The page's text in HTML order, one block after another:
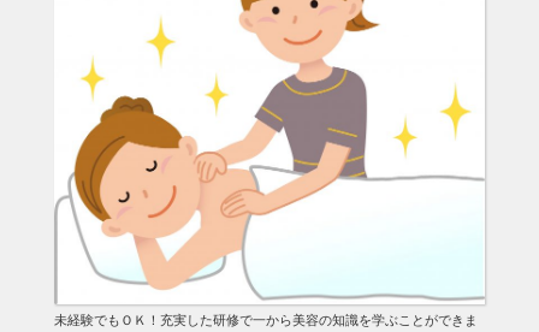
未経験でもＯＫ！充実した研修で一から美容の知識を学ぶことができま